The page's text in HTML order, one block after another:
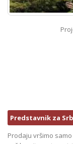
Predstavnik za
Prodaju vršimo